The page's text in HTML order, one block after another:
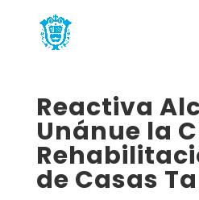
Reactiva
Unánue la
de Casas